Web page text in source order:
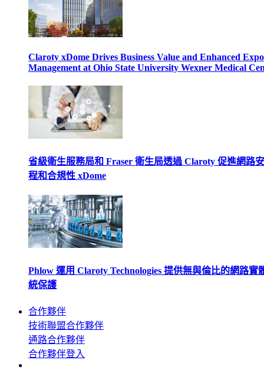
Claroty xDome Drives Business Value and Enhanced
Management at Ohio State University Wexner Medical
省級衛生服務局和 Fraser 衛生局透過 Claroty 促進網路
程和合規性 xDome
Phlow 運用 Claroty Technologies 提供無與倫比的網路實
統保護
合作夥伴
技術聯盟合作夥伴
通路合作夥伴
合作夥伴登入